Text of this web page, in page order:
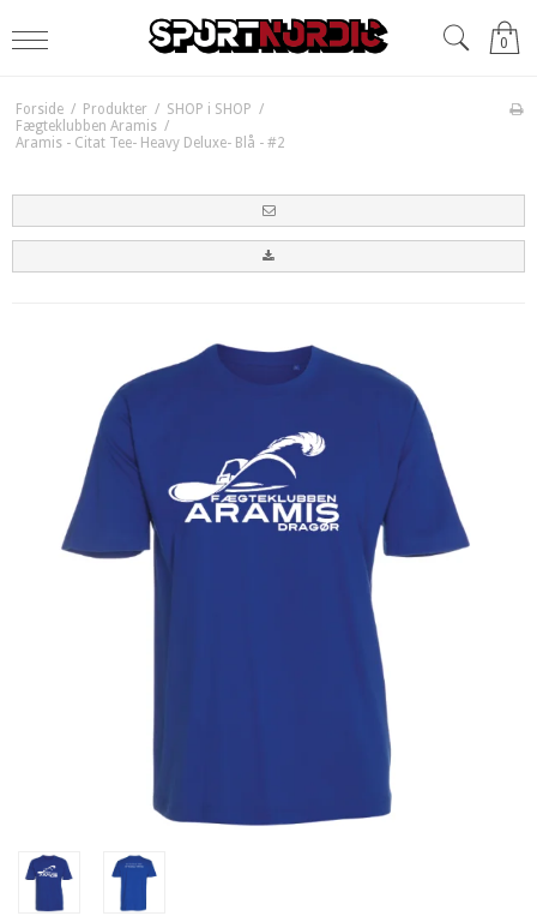
0
Forside / Produkter / SHOP i SHOP /
Fægteklubben Aramis /
Aramis - Citat Tee- Heavy Deluxe- Blå - #2